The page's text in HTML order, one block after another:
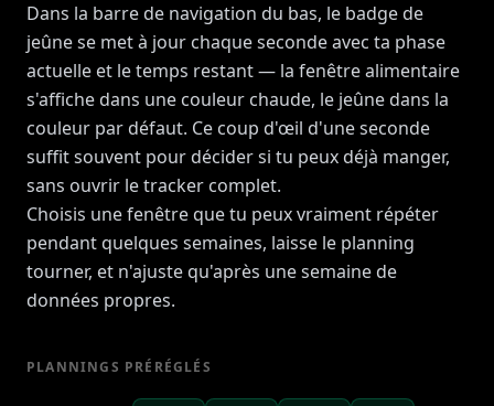
Dans la barre de navigation du bas, le badge de
jeûne se met à jour chaque seconde avec ta phase
actuelle et le temps restant — la fenêtre alimentaire
s'affiche dans une couleur chaude, le jeûne dans la
couleur par défaut. Ce coup d'œil d'une seconde
suffit souvent pour décider si tu peux déjà manger,
sans ouvrir le tracker complet.
Choisis une fenêtre que tu peux vraiment répéter
pendant quelques semaines, laisse le planning
tourner, et n'ajuste qu'après une semaine de
données propres.
PLANNINGS PRÉRÉGLÉS